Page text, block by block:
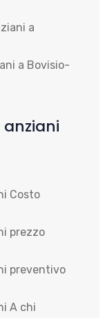
a Bovisio-
Costo
prezzo
preventivo
A chi